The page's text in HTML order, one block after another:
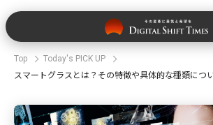
Top
Today's PICK UP
スマートグラスとは？その特徴や具体的な種類につ